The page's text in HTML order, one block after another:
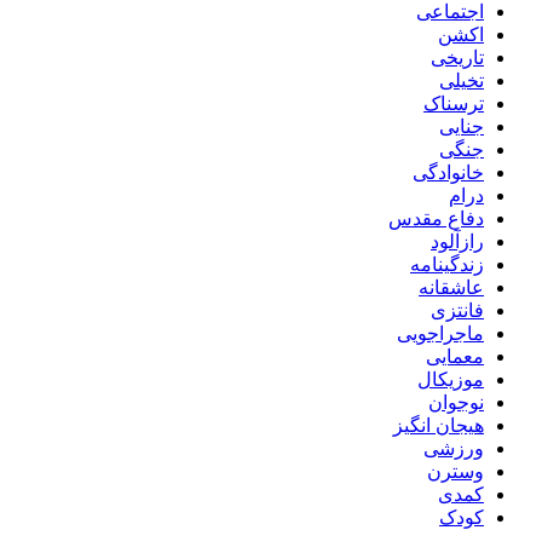
اجتماعی
اکشن
تاریخی
تخیلی
ترسناک
جنایی
جنگی
خانوادگی
درام
دفاع مقدس
رازآلود
زندگینامه
عاشقانه
فانتزی
ماجراجویی
معمایی
موزیکال
نوجوان
هیجان انگیز
ورزشی
وسترن
کمدی
کودک